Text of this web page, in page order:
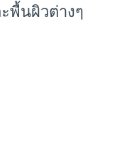
พื้นผิวต่างๆ